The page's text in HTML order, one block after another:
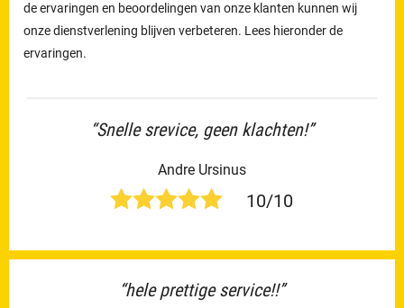
de ervaringen en beoordelingen van onze klanten kunnen wij
onze dienstverlening blijven verbeteren. Lees hieronder de
ervaringen.
“Snelle srevice, geen klachten!”
Andre Ursinus
10/10
“hele prettige service!!”